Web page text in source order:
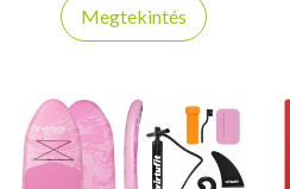
Megtekintés